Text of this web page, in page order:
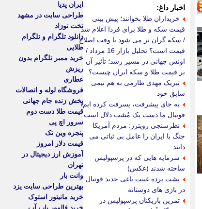
اخبار داغ:
خریداران طلا بخوانند؛ پیش بینی
قیمت سکه و طلا برای فردا اعلام شد
/ سکه گران تر می شود یا وقت اصلاح
قیمت است؟ تحلیل بازار 16 مرداد /
اونس جهانی در مسیر رشد؛ تأثیر آن
بر قیمت طلا و سکه ایران چیست؟
تبریک مهدی طارمی به هم تیمی
سابق خود
به جای پیشرفت، پسرفت کرده ایم/
فوتبال ما دست یک مُشت دلال است
نظرسنجی رویترز: مردم آمریکا
جنگ با ایران را عامل بی ثباتی می
دانند
سرمایه هایی که در پرسپولیس
ساخته شدند (عکس)
پشت پرده غیبت یاغی جدید فوتبال
در بازی های دوستانه
تمرین بازیکنان پرسپولیس در
ایران پدیا
طراحی سایت در مشهد
تخت نوزاد
دانلود تلگرام و تلگرام
طلایی
خرید ممبر تلگرام بدون
ریزش
عطاری
فروشگاه لوله و اتصالات
پخش زنده جام جهانی
قیمت طلا دست دوم
سرور اچ پی
پنجره وین تک
قیمت دلار امروز
آموزش ارز دیجیتال در
تهران
وانت بار
بهترین طراحی سایت یزد
خرید مانیتور استوک